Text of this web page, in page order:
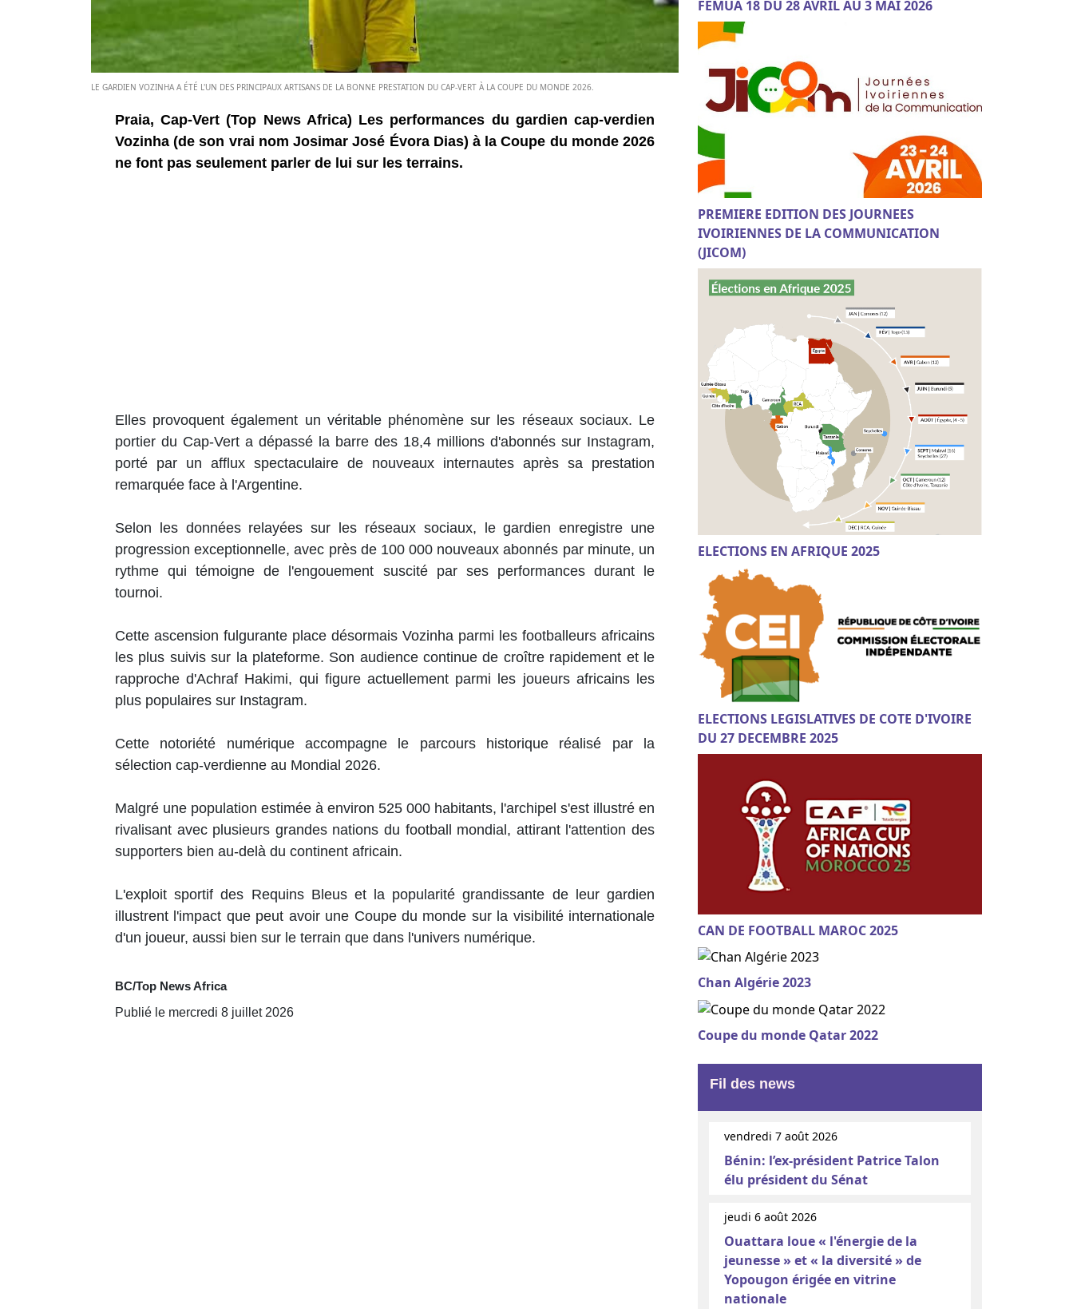
LE GARDIEN VOZINHA A ÉTÉ L'UN DES PRINCIPAUX ARTISANS DE LA BONNE PRESTATION DU CAP-VERT À LA COUPE DU MONDE 2026.
Praia, Cap-Vert (Top News Africa) Les performances du gardien cap-verdien
Vozinha (de son vrai nom Josimar José Évora Dias) à la Coupe du monde 2026
ne font pas seulement parler de lui sur les terrains.
Elles provoquent également un véritable phénomène sur les réseaux sociaux. Le
portier du Cap-Vert a dépassé la barre des 18,4 millions d'abonnés sur Instagram,
porté par un afflux spectaculaire de nouveaux internautes après sa prestation
remarquée face à l'Argentine.
Selon les données relayées sur les réseaux sociaux, le gardien enregistre une
progression exceptionnelle, avec près de 100 000 nouveaux abonnés par minute, un
rythme qui témoigne de l'engouement suscité par ses performances durant le
tournoi.
Cette ascension fulgurante place désormais Vozinha parmi les footballeurs africains
les plus suivis sur la plateforme. Son audience continue de croître rapidement et le
rapproche d'Achraf Hakimi, qui figure actuellement parmi les joueurs africains les
plus populaires sur Instagram.
Cette notoriété numérique accompagne le parcours historique réalisé par la
sélection cap-verdienne au Mondial 2026.
Malgré une population estimée à environ 525 000 habitants, l'archipel s'est illustré en
rivalisant avec plusieurs grandes nations du football mondial, attirant l'attention des
supporters bien au-delà du continent africain.
L'exploit sportif des Requins Bleus et la popularité grandissante de leur gardien
illustrent l'impact que peut avoir une Coupe du monde sur la visibilité internationale
d'un joueur, aussi bien sur le terrain que dans l'univers numérique.
BC/Top News Africa
Publié le mercredi 8 juillet 2026
FEMUA 18 DU 28 AVRIL AU 3 MAI 2026
PREMIERE EDITION DES JOURNEES
IVOIRIENNES DE LA COMMUNICATION
(JICOM)
ELECTIONS EN AFRIQUE 2025
ELECTIONS LEGISLATIVES DE COTE D'IVOIRE
DU 27 DECEMBRE 2025
CAN DE FOOTBALL MAROC 2025
Chan Algérie 2023
Coupe du monde Qatar 2022
Fil des news
vendredi 7 août 2026
Bénin: l’ex-président Patrice Talon
élu président du Sénat
jeudi 6 août 2026
Ouattara loue « l'énergie de la
jeunesse » et « la diversité » de
Yopougon érigée en vitrine
nationale